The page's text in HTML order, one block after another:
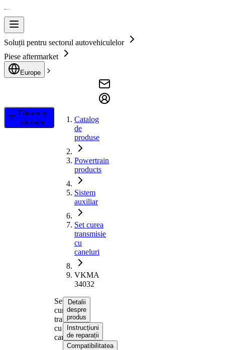
Soluții pentru sectorul autovehiculelor
Piese aftermarket
Europe
Filtrare și
căutare
Catalog
de
produse
Powertrain
products
Sistem
auxiliar
Set curea
transmisie
cu
caneluri
VKMA
34032
Set
curea
transmisie
cu
caneluri
Detalii
despre
produs
Instrucțiuni
de reparații
Compatibilitatea